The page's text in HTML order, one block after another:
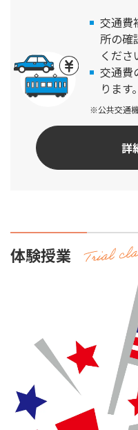
交通費
所の確
くださ
交通費
ります。
※公共交通
詳
体験授業